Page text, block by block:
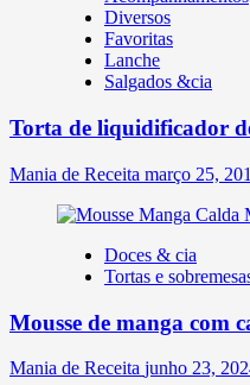
Diversos
Favoritas
Lanche
Salgados &cia
Torta de liquidificador
Mania de Receita março 25,
Blog
Doces & cia
Tortas e
Mousse de manga com
Mania de Receita junho 23,